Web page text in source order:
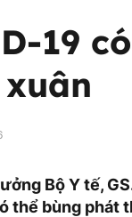
19
Bộ Y tế,
thể bùng phát